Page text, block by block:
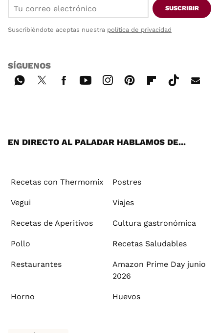
SUSCRIBIR
Suscribiéndote aceptas nuestra política de privacidad
SÍGUENOS
EN DIRECTO AL PALADAR HABLAMOS DE...
Recetas con Thermomix Postres
Vegui Viajes
Recetas de Aperitivos Cultura gastronómica
Pollo Recetas Saludables
Restaurantes
Amazon Prime Day junio
2026
Horno Huevos